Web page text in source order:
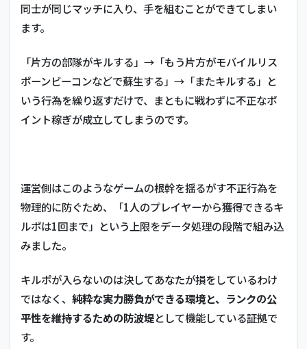
同士が同じマッチに入り、手を組むことができてしまい
ます。
「片方の部隊がキルする」→「もう片方がモバイルリス
ポーンビーコンなどで蘇生する」→「またキルする」と
いう行為を繰り返すだけで、まともに戦わずに不正なポ
イント稼ぎが成立してしまうのです。
運営側はこのようなゲームの根幹を揺るがす不正行為を
物理的に防ぐため、「1人のプレイヤーから獲得できるキ
ルポは1回まで」という上限をデータ処理の段階で組み込
みました。
キルポが入らないのは決してあなたが損をしているわけ
ではなく、 純粋な実力勝負ができる環境と、ランクの公
平性を維持するための防波堤として機能している証拠で
す。